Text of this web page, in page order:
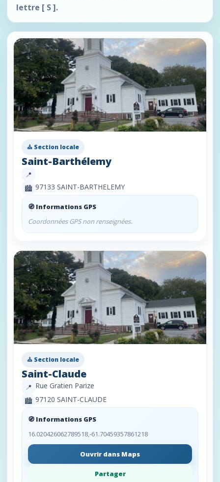
lettre [ S ].
⛪ Section locale
Saint-Barthélemy
📍
🏙️ 97133 SAINT-BARTHELEMY
🧭 Informations GPS
Coordonnées GPS non renseignées.
⛪ Section locale
Saint-Claude
📍 Rue Gratien Parize
🏙️ 97120 SAINT-CLAUDE
🧭 Informations GPS
16.020426062789518,-61.70459357861218
Ouvrir dans Maps
Partager